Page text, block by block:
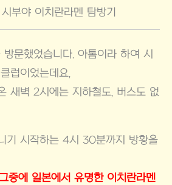
부야 이치란라멘 탐방기
문했었습니다. 아톰이라 하여 시
럽이었는데요,
새벽 2시에는 지하철도, 버스도 없
기 시작하는 4시 30분까지 방황을
중에 일본에서 유명한 이치란라멘